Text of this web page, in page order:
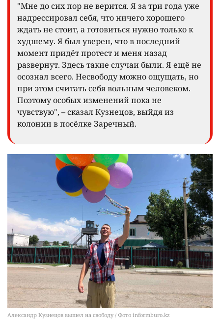
"Мне до сих пор не верится. Я за три года уже
надрессировал себя, что ничего хорошего
ждать не стоит, а готовиться нужно только к
худшему. Я был уверен, что в последний
момент придёт протест и меня назад
развернут. Здесь такие случаи были. Я ещё не
осознал всего. Несвободу можно ощущать, но
при этом считать себя вольным человеком.
Поэтому особых изменений пока не
чувствую", – сказал Кузнецов, выйдя из
колонии в посёлке Заречный.
Александр Кузнецов вышел на свободу / Фото informburo.kz